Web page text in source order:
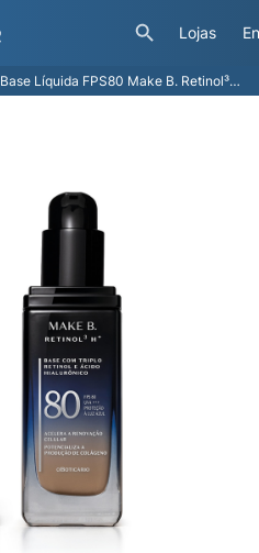
Lojas
Base Líquida FPS80 Make B. Retinol³ H+ Cor 130Q 26g